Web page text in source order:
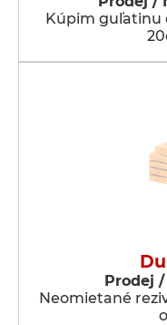
Kúpim guľatinu
Prodej
Neomietané